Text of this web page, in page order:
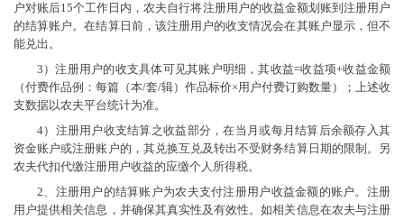
户对账后15个工作日内，农夫自行将注册用户的收益金额划账到注册用户
的结算账户。在结算日前，该注册用户的收支情况会在其账户显示，但不
能兑出。
3）注册用户的收支具体可见其账户明细，其收益=收益项+收益金额
（付费作品例：每篇（本/套/辑）作品标价×用户付费订购数量）；上述收
支数据以农夫平台统计为准。
4）注册用户收支结算之收益部分，在当月或每月结算后余额存入其
资金账户或注册账户的，其兑换互兑及转出不受财务结算日期的限制。另
农夫代扣代缴注册用户收益的应缴个人所得税。
2、注册用户的结算账户为农夫支付注册用户收益金额的账户。注册
用户提供相关信息，并确保其真实性及有效性。如相关信息在农夫与注册